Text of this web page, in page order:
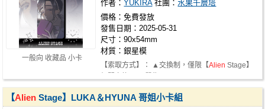
一般向 收藏品 小卡
作者：YUKIRA 社團：水果千層塔
價格：免費發放
發售日期：2025-05-31
尺寸：90x54mm
材質：銀星模
【索取方式】： ▲交換制，僅限【Alien Stage】
【Alien Stage】LUKA＆HYUNA 哥姐小卡組